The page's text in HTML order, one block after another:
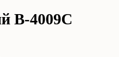
В-4009С